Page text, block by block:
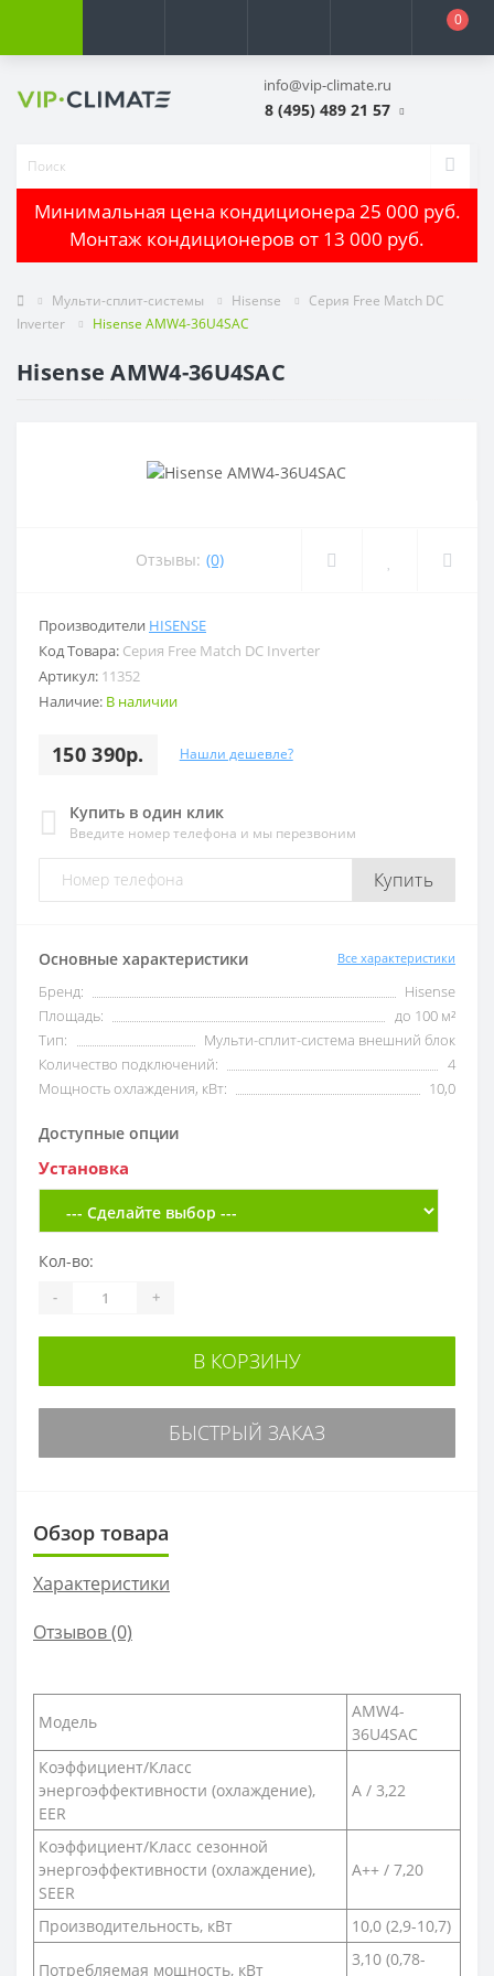
0
info@vip-climate.ru
8 (495) 489 21 57
Минимальная цена кондиционера 25 000 руб.
Монтаж кондиционеров от 13 000 руб.
Мульти-сплит-системы Hisense
Серия Free Match DC
Inverter
Hisense AMW4-36U4SAC
Hisense AMW4-36U4SAC
Отзывы: (0)
Производители HISENSE
Код Товара: Серия Free Match DC Inverter
Артикул: 11352
Наличие: В наличии
150 390р. Нашли дешевле?
Купить в один клик
Введите номер телефона и мы перезвоним
Купить
Основные характеристики Все характеристики
Бренд:
Hisense
Площадь:
до 100 м²
Тип:
Мульти-сплит-система внешний блок
Количество подключений:
4
Мощность охлаждения, кВт:
10,0
Доступные опции
Установка
Кол-во:
- +
В КОРЗИНУ
БЫСТРЫЙ ЗАКАЗ
Обзор товара
Характеристики
Отзывов (0)
Модель
AMW4-
36U4SAC
Коэффициент/Класс
энергоэффективности (охлаждение),
EER
A / 3,22
Коэффициент/Класс сезонной
энергоэффективности (охлаждение),
SEER
A++ / 7,20
Производительность, кВт 10,0 (2,9-10,7)
Потребляемая мощность, кВт
3,10 (0,78-